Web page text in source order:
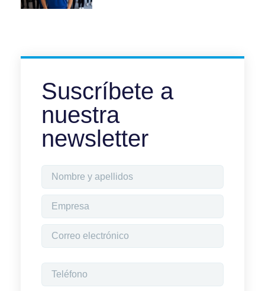
Suscríbete a
nuestra
newsletter